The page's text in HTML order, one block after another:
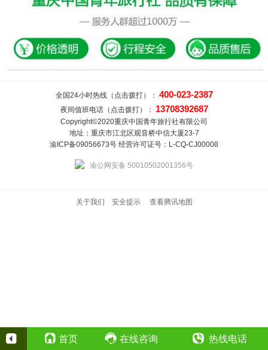
全国24小时热线（点击拨打）： 400-023-2387
夜间值班电话（点击拨打）： 13708392687
Copyright©2020重庆中国青年旅行社有限公司
地址：重庆市江北区观音桥中信大厦23-7
渝ICP备09056673号 经营许可证号：L-CQ-CJ00008
渝公网安备 50010502001356号
关于我们 安全提示 查看腾讯地图
首页 在线咨询 热线电话